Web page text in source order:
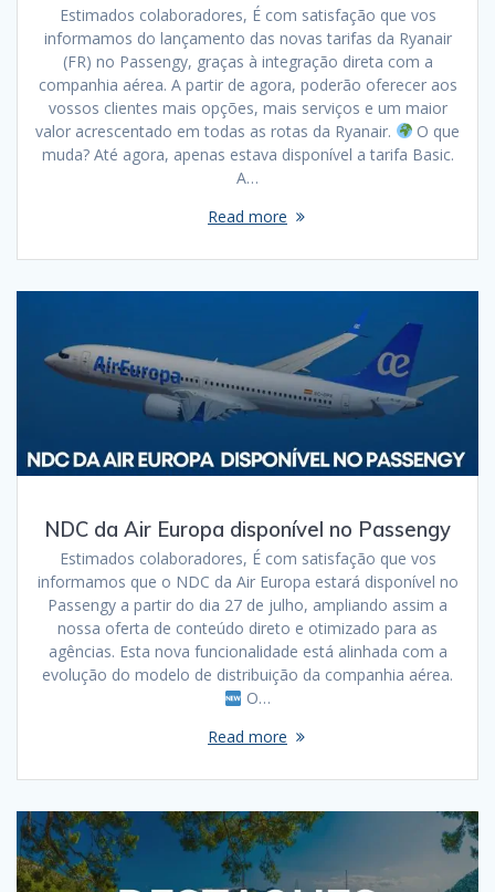
Estimados colaboradores, É com satisfação que vos
informamos do lançamento das novas tarifas da Ryanair
(FR) no Passengy, graças à integração direta com a
companhia aérea. A partir de agora, poderão oferecer aos
vossos clientes mais opções, mais serviços e um maior
valor acrescentado em todas as rotas da Ryanair.
O que
muda? Até agora, apenas estava disponível a tarifa Basic.
A…
Read more
NDC da Air Europa disponível no Passengy
Estimados colaboradores, É com satisfação que vos
informamos que o NDC da Air Europa estará disponível no
Passengy a partir do dia 27 de julho, ampliando assim a
nossa oferta de conteúdo direto e otimizado para as
agências. Esta nova funcionalidade está alinhada com a
evolução do modelo de distribuição da companhia aérea.
O…
Read more